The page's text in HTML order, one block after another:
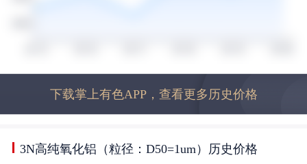
下载掌上有色APP，查看更多历史价格
3N高纯氧化铝（粒径：D50=1um）历史价格